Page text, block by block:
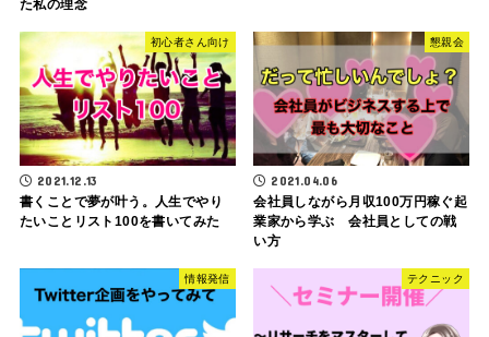
た私の理念
初心者さん向け
2021.12.13
書くことで夢が叶う。人生でやり
たいことリスト100を書いてみた
懇親会
2021.04.06
会社員しながら月収100万円稼ぐ起
業家から学ぶ 会社員としての戦
い方
情報発信 テクニック